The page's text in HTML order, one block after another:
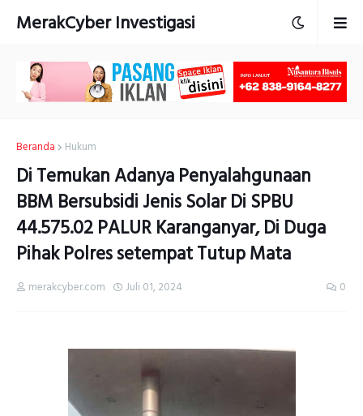
MerakCyber Investigasi
Beranda Hukum
Di Temukan Adanya Penyalahgunaan
BBM Bersubsidi Jenis Solar Di SPBU
44.575.02 PALUR Karanganyar, Di Duga
Pihak Polres setempat Tutup Mata
merakcyber.com Juli 01, 2024 0